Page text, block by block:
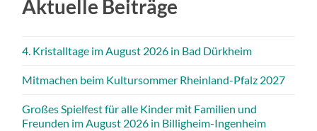
Aktuelle Beiträge
4. Kristalltage im August 2026 in Bad Dürkheim
Mitmachen beim Kultursommer Rheinland-Pfalz 2027
Großes Spielfest für alle Kinder mit Familien und
Freunden im August 2026 in Billigheim-Ingenheim